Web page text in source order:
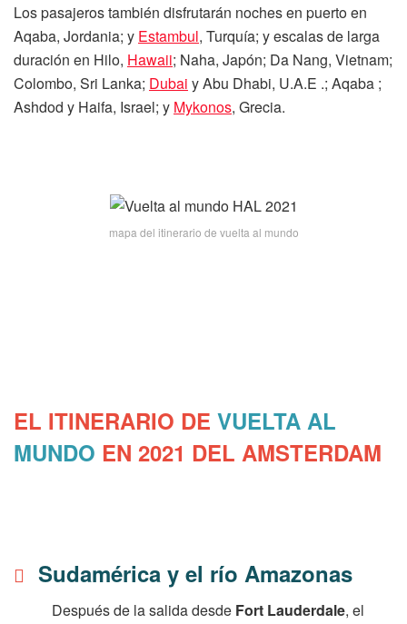
Los pasajeros también disfrutarán noches en puerto en
Aqaba, Jordania; y Estambul, Turquía; y escalas de larga
duración en Hilo, Hawaii; Naha, Japón; Da Nang, Vietnam;
Colombo, Sri Lanka; Dubai y Abu Dhabi, U.A.E .; Aqaba ;
Ashdod y Haifa, Israel; y Mykonos, Grecia.
mapa del itinerario de vuelta al mundo
EL ITINERARIO DE VUELTA AL
MUNDO EN 2021 DEL AMSTERDAM
Sudamérica y el río Amazonas
Después de la salida desde Fort Lauderdale, el